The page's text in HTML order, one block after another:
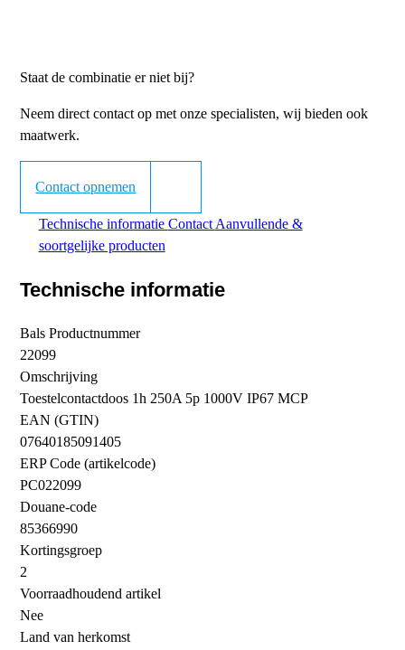
Staat de combinatie er niet bij?
Neem direct contact op met onze specialisten, wij bieden ook
maatwerk.
Contact opnemen
Technische informatie Contact Aanvullende &
soortgelijke producten
Technische informatie
Bals Productnummer
22099
Omschrijving
Toestelcontactdoos 1h 250A 5p 1000V IP67 MCP
EAN (GTIN)
07640185091405
ERP Code (artikelcode)
PC022099
Douane-code
85366990
Kortingsgroep
2
Voorraadhoudend artikel
Nee
Land van herkomst